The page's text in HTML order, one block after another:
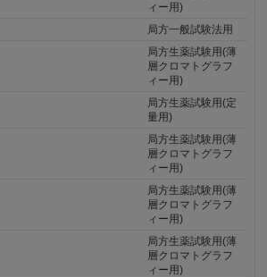
ィー用)
局方一般試験法用
局方生薬試験用(薄
層クロマトグラフ
ィー用)
局方生薬試験用(定
量用)
局方生薬試験用(薄
層クロマトグラフ
ィー用)
局方生薬試験用(薄
層クロマトグラフ
ィー用)
局方生薬試験用(薄
層クロマトグラフ
ィー用)